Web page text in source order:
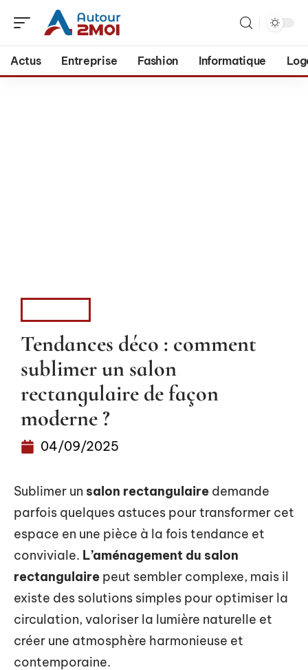
Actus Entreprise Fashion Informatique
Tendances déco : comment
sublimer un salon
rectangulaire de façon
moderne ?
04/09/2025
Sublimer un salon rectangulaire demande
parfois quelques astuces pour transformer cet
espace en une pièce à la fois tendance et
conviviale. L’aménagement du salon
rectangulaire peut sembler complexe, mais il
existe des solutions simples pour optimiser la
circulation, valoriser la lumière naturelle et
créer une atmosphère harmonieuse et
contemporaine.